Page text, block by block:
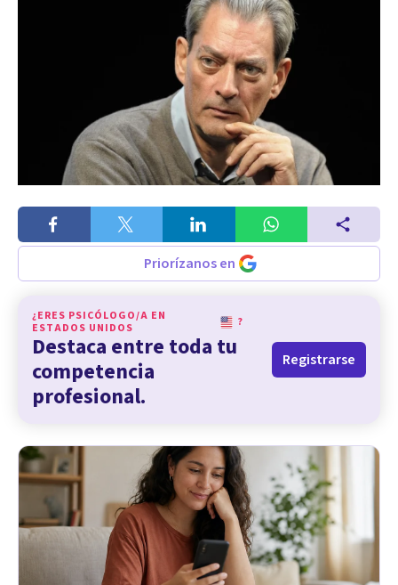
Priorízanos en
¿ERES PSICÓLOGO/A EN
ESTADOS UNIDOS
?
Destaca entre toda tu
competencia
profesional.
Registrarse